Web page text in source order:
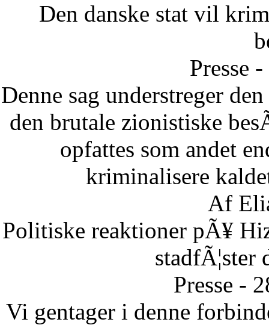
Den danske stat vil
Presse
Denne sag understreger
den brutale zionistiske
opfattes som andet
kriminalisere
Af
Politiske reaktioner pÃ¥
Presse -
Vi gentager i denne